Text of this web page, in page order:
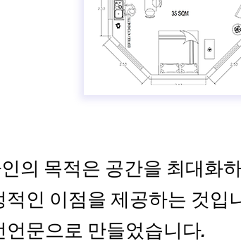
의 목적은 공간을 최대화
인 이점을 제공하는 것입
언문으로 만들었습니다.